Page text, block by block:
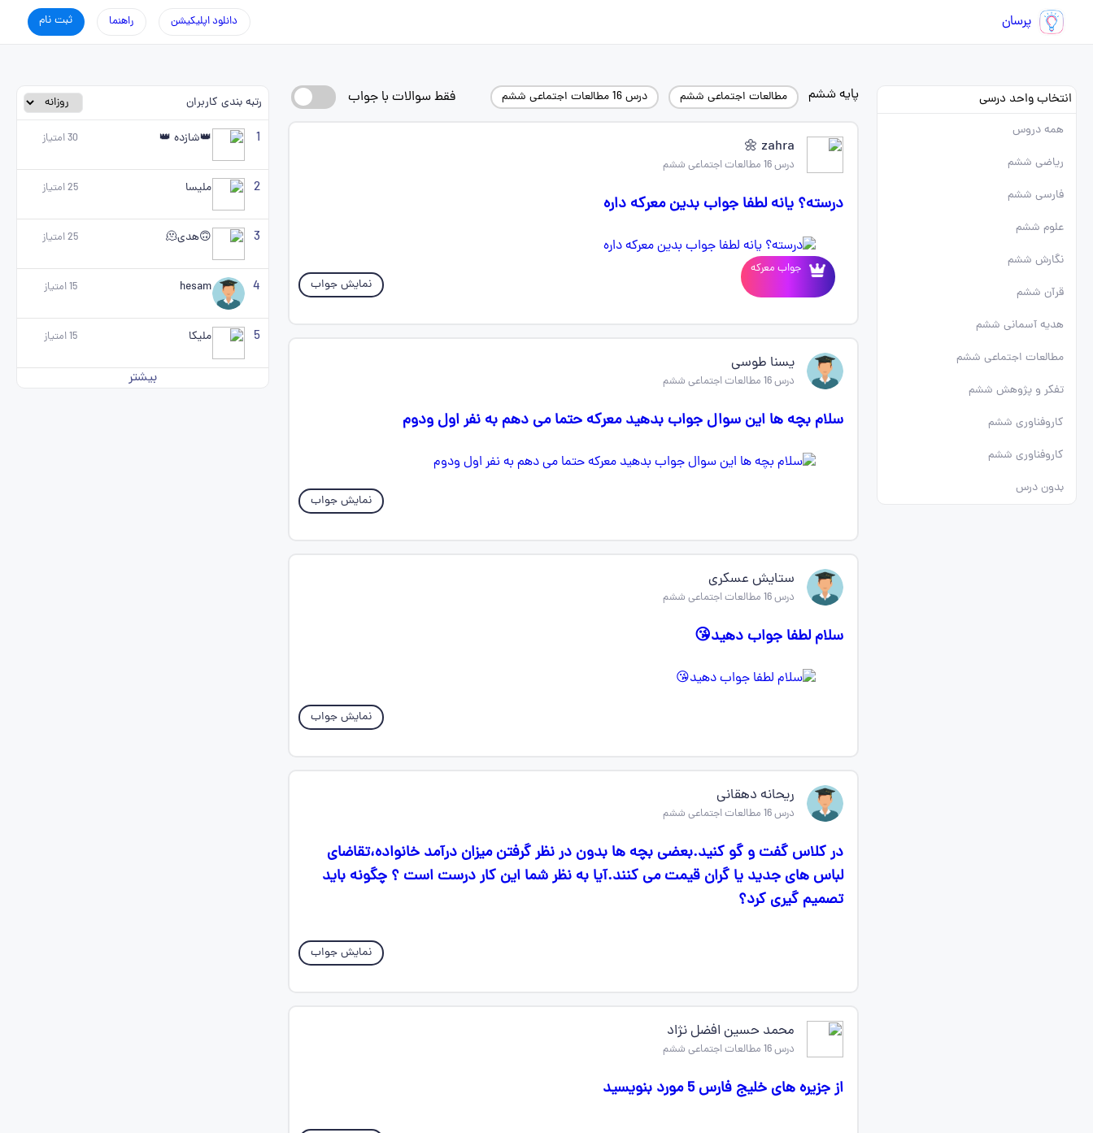
پرسان ثبت نام راهنما دانلود اپلیکیشن
انتخاب واحد درسی
همه دروس
ریاضی ششم
فارسی ششم
علوم ششم
نگارش ششم
قرآن ششم
هدیه آسمانی ششم
مطالعات اجتماعی ششم
تفکر و پژوهش ششم
کاروفناوری ششم
کاروفناوری ششم
بدون درس
پایه ششم مطالعات اجتماعی ششم درس 16 مطالعات اجتماعی ششم فقط سوالات با جواب
zahra 🌼
درس 16 مطالعات اجتماعی ششم
درسته؟ یانه لطفا جواب بدین معرکه داره
جواب معرکه
نمایش جواب
یسنا طوسی
درس 16 مطالعات اجتماعی ششم
سلام بچه ها این سوال جواب بدهید معرکه حتما می دهم به نفر اول ودوم
نمایش جواب
ستایش عسکری
درس 16 مطالعات اجتماعی ششم
سلام لطفا جواب دهید😘
نمایش جواب
ریحانه دهقانی
درس 16 مطالعات اجتماعی ششم
در کلاس گفت و گو کنید.بعضی بچه ها بدون در نظر گرفتن میزان درآمد خانواده،تقاضای
لباس های جدید یا گران قیمت می کنند.آیا به نظر شما این کار درست است ؟ چگونه باید
تصمیم گیری کرد؟
نمایش جواب
محمد حسین افضل نژاد
درس 16 مطالعات اجتماعی ششم
از جزیره های خلیج فارس 5 مورد بنویسید
رتبه بندی کاربران
1 👑شازده 👑 30امتیاز
2 ملیسا 25امتیاز
3 🙃هدی🫠 25امتیاز
4
hesam
15امتیاز
5 ملیکا 15امتیاز
بیشتر